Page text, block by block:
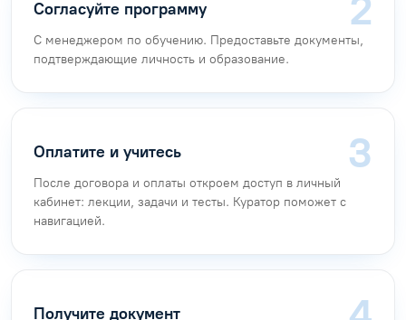
Согласуйте программу
С менеджером по обучению. Предоставьте документы,
подтверждающие личность и образование.
Оплатите и учитесь
После договора и оплаты откроем доступ в личный
кабинет: лекции, задачи и тесты. Куратор поможет с
навигацией.
Получите документ